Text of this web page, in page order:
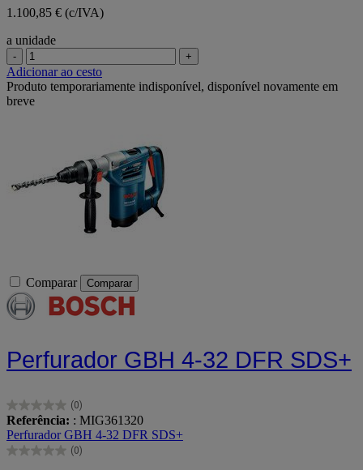
1.100,85 € (c/IVA)
a unidade
- +
Adicionar ao cesto
Produto temporariamente indisponível, disponível novamente em
breve
Comparar Comparar
Perfurador GBH 4-32 DFR SDS+
(0)
0.0
em
5
estrelas.
Referência: : MIG361320
Perfurador GBH 4-32 DFR SDS+
(0)
0.0